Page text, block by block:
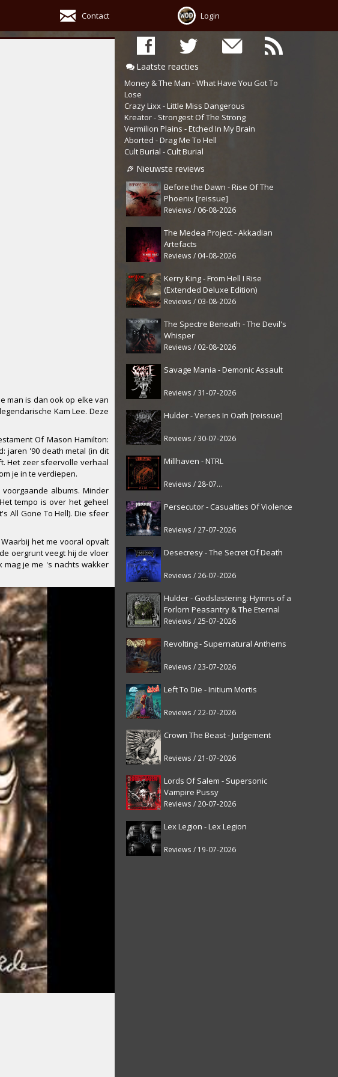
Contact Login
Laatste reacties
Money & The Man - What Have You Got To
Lose
Crazy Lixx - Little Miss Dangerous
Kreator - Strongest Of The Strong
Vermilion Plains - Etched In My Brain
Aborted - Drag Me To Hell
Cult Burial - Cult Burial
Nieuwste reviews
Before the Dawn - Rise Of The
Phoenix [reissue]
Reviews / 06-08-2026
The Medea Project - Akkadian
Artefacts
Reviews / 04-08-2026
Kerry King - From Hell I Rise
(Extended Deluxe Edition)
Reviews / 03-08-2026
The Spectre Beneath - The Devil's
Whisper
Reviews / 02-08-2026
Savage Mania - Demonic Assault
Reviews / 31-07-2026
Hulder - Verses In Oath [reissue]
Reviews / 30-07-2026
Millhaven - NTRL
Reviews / 28-07-2026
Persecutor - Casualties Of Violence
Reviews / 27-07-2026
Desecresy - The Secret Of Death
Reviews / 26-07-2026
Hulder - Godslastering: Hymns of a
Forlorn Peasantry & The Eternal
Fanfare [reissue]
Reviews / 25-07-2026
Revolting - Supernatural Anthems
Reviews / 23-07-2026
Left To Die - Initium Mortis
Reviews / 22-07-2026
Crown The Beast - Judgement
Reviews / 21-07-2026
Lords Of Salem - Supersonic
Vampire Pussy
Reviews / 20-07-2026
Lex Legion - Lex Legion
Reviews / 19-07-2026
man is dan ook op elke van
Kam Lee. Deze
Of Mason Hamilton:
jaren '90 death metal (in dit
Het zeer sfeervolle verhaal
je in te verdiepen.
albums. Minder
tempo is over het geheel
All Gone To Hell). Die sfeer
het me vooral opvalt
oergrunt veegt hij de vloer
mag je me 's nachts wakker